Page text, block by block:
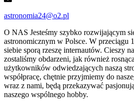
astronomia24@o2.pl
O NAS Jesteśmy szybko rozwijającym
astronomicznym w Polsce. W przeciągu
siebie sporą rzeszę internautów. Cieszy
zostaliśmy obdarzeni, jak również
użytkowników odwiedzających naszą
współpracę, chętnie przyjmiemy do
wraz z nami, będą przekazywać
naszego wspólnego hobby.